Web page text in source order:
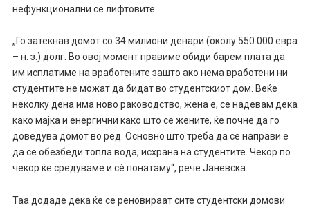
нефункционални се лифтовите.
„Го затекнав домот со 34 милиони денари (околу 550.000 евра
– н. з.) долг. Во овој момент правиме обиди барем плата да
им исплатиме на вработените зашто ако нема вработени ни
студентите не можат да бидат во студентскиот дом. Веќе
неколку дена има ново раководство, жена е, се надевам дека
како мајка и енергични како што се жените, ќе почне да го
доведува домот во ред. Основно што треба да се направи е
да се обезбеди топла вода, исхрана на студентите. Чекор по
чекор ќе средуваме и сè понатаму“, рече Јаневска.
Таа додаде дека ќе се реновираат сите студентски домови